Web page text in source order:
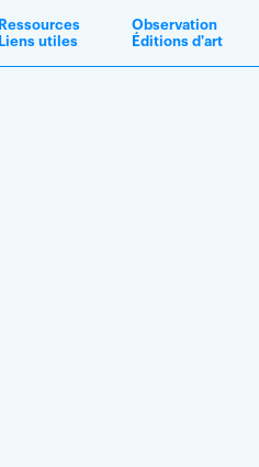
Ressources
Liens utiles
Observation
Éditions d'art